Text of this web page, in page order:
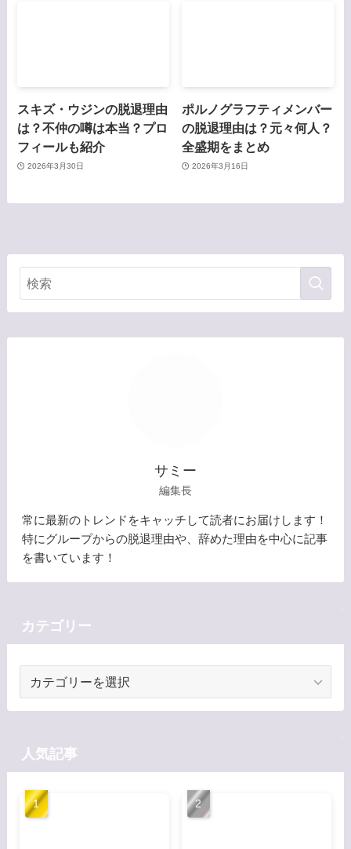
スキズ・ウジンの脱退理由
は？不仲の噂は本当？プロ
フィールも紹介
2026年3月30日
ポルノグラフティメンバー
の脱退理由は？元々何人？
全盛期をまとめ
2026年3月16日
サミー
編集長
常に最新のトレンドをキャッチして読者にお届けします！
特にグループからの脱退理由や、辞めた理由を中心に記事
を書いています！
カテゴリー
ゴ
ー
人気記事